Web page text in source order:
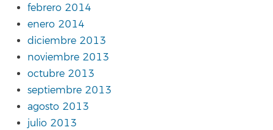
febrero 2014
enero 2014
diciembre 2013
noviembre 2013
octubre 2013
septiembre 2013
agosto 2013
julio 2013